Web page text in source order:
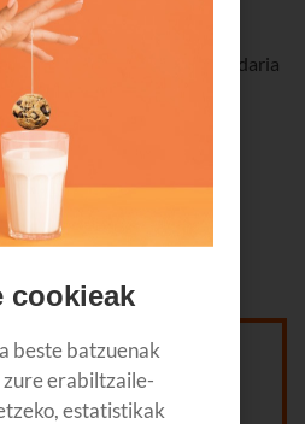
zonako zuzendaria
Taldeko
CAPSA
zonako zuzendaria
osteguna, 10: 00etan.
cookieak
beste batzuenak
erabiltzaile-
estatistikak